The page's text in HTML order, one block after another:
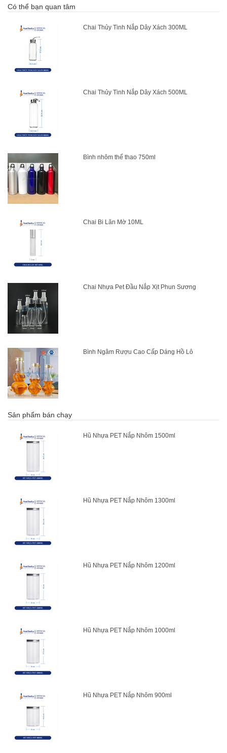
Có thể bạn quan tâm
Chai Thủy Tinh Nắp Dây Xách 300ML
Chai Thủy Tinh Nắp Dây Xách 500ML
Bình nhôm thể thao 750ml
Chai Bi Lăn Mờ 10ML
Chai Nhựa Pet Đầu Nắp Xịt Phun Sương
Bình Ngâm Rượu Cao Cấp Dáng Hồ Lô
Sản phẩm bán chạy
Hũ Nhựa PET Nắp Nhôm 1500ml
Hũ Nhựa PET Nắp Nhôm 1300ml
Hũ Nhựa PET Nắp Nhôm 1200ml
Hũ Nhựa PET Nắp Nhôm 1000ml
Hũ Nhựa PET Nắp Nhôm 900ml